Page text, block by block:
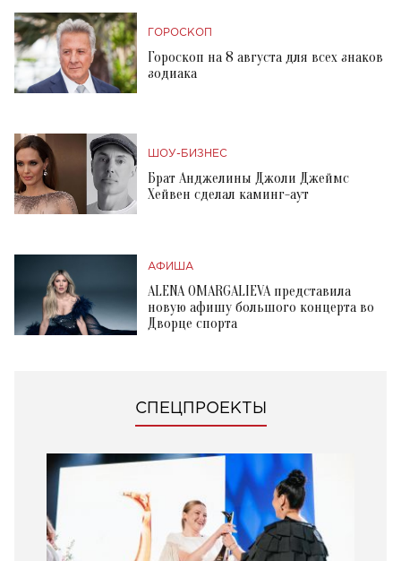
ГОРОСКОП
Гороскоп на 8 августа для всех знаков
зодиака
ШОУ-БИЗНЕС
Брат Анджелины Джоли Джеймс
Хейвен сделал каминг-аут
АФИША
ALENA OMARGALIEVA представила
новую афишу большого концерта во
Дворце спорта
СПЕЦПРОЕКТЫ